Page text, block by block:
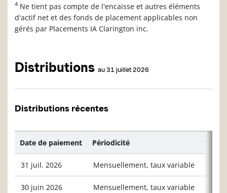
4 Ne tient pas compte de l'encaisse et autres éléments
d'actif net et des fonds de placement applicables non
gérés par Placements IA Clarington inc.
Distributions au 31 juillet 2026
Distributions récentes
Date de paiement Périodicité $/
31 juil. 2026 Mensuellement, taux variable
30 juin 2026 Mensuellement, taux variable